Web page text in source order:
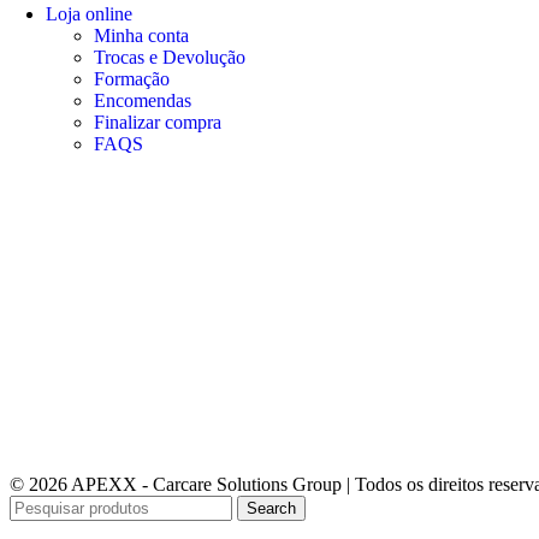
Loja online
Minha conta
Trocas e Devolução
Formação
Encomendas
Finalizar compra
FAQS
© 2026 APEXX - Carcare Solutions Group | Todos os direitos
Search